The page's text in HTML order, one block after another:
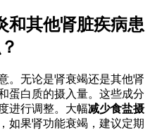
和其他肾脏疾病患
。无论是肾衰竭还是其他肾
蛋白质的摄入量。这些成分
进行调整。大幅减少食盐摄
如果肾功能衰竭，建议定期